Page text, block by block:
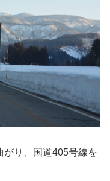
がり、国道405号線を